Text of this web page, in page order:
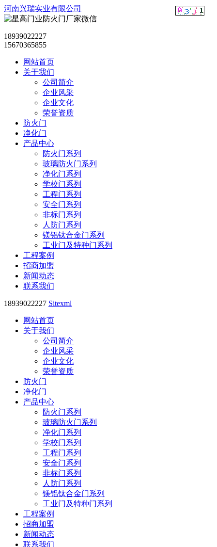
河南兴瑞实业有限公司
18939022227
15670365855
网站首页
关于我们
公司简介
企业风采
企业文化
荣誉资质
防火门
净化门
产品中心
防火门系列
玻璃防火门系列
净化门系列
学校门系列
工程门系列
安全门系列
非标门系列
人防门系列
镁铝钛合金门系列
工业门及特种门系列
工程案例
招商加盟
新闻动态
联系我们
18939022227 Sitexml
网站首页
关于我们
公司简介
企业风采
企业文化
荣誉资质
防火门
净化门
产品中心
防火门系列
玻璃防火门系列
净化门系列
学校门系列
工程门系列
安全门系列
非标门系列
人防门系列
镁铝钛合金门系列
工业门及特种门系列
工程案例
招商加盟
新闻动态
联系我们